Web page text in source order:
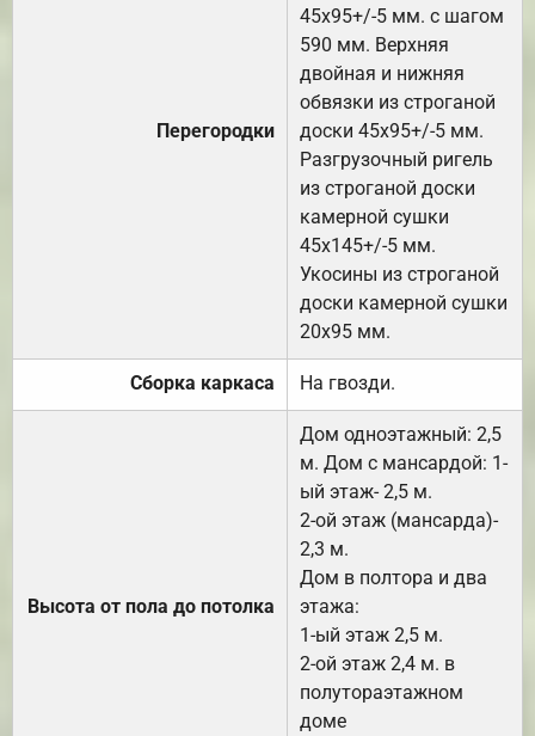
Перегородки
45х95+/-5 мм. с шагом
590 мм. Верхняя
двойная и нижняя
обвязки из строганой
доски 45х95+/-5 мм.
Разгрузочный ригель
из строганой доски
камерной сушки
45х145+/-5 мм.
Укосины из строганой
доски камерной сушки
20х95 мм.
Сборка каркаса На гвозди.
Высота от пола до потолка
Дом одноэтажный: 2,5
м. Дом с мансардой: 1-
ый этаж- 2,5 м.
2-ой этаж (мансарда)-
2,3 м.
Дом в полтора и два
этажа:
1-ый этаж 2,5 м.
2-ой этаж 2,4 м. в
полутораэтажном
доме